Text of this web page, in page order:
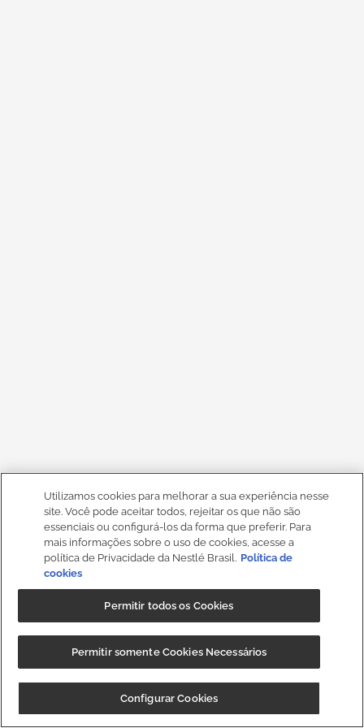
Utilizamos cookies para melhorar a sua experiência nesse
site. Você pode aceitar todos, rejeitar os que não são
essenciais ou configurá-los da forma que preferir. Para
mais informações sobre o uso de cookies, acesse a
política de Privacidade da Nestlé Brasil. Política de
cookies
Configurar Cookies
Permitir somente Cookies Necessários
Permitir todos os Cookies